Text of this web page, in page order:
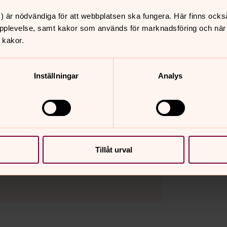
är nödvändiga för att webbplatsen ska fungera. Här finns
samt kakor som används för marknadsföring och
Inställningar Analys
Tillåt urval
enklare stämsång.
Svenska kyrkan Malmö